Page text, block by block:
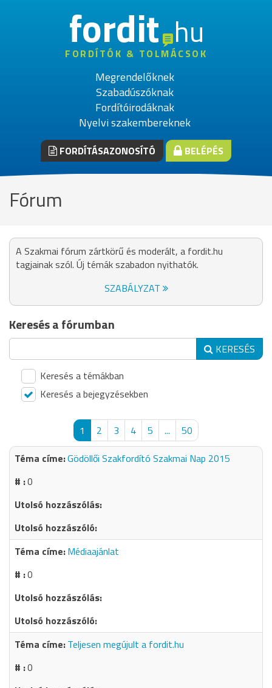
fordithu
FORDÍTÓK & TOLMÁCSOK
Megrendelőknek
Szabadúszóknak
Fordítóirodáknak
Nyelvi szakembereknek
FORDÍTÁSAZONOSÍTÓ BELÉPÉS
Fórum
A Szakmai fórum zártkörű és moderált, a fordit.hu
tagjainak szól. Új témák szabadon nyithatók.
SZABÁLYZAT
Keresés a fórumban
KERESÉS
Keresés a témákban
Keresés a bejegyzésekben
1 2 3 4 5 ...
50
Gödöllői Szakfordító Szakmai Nap 2015
0
Médiaajánlat
0
Teljesen megújult a fordit.hu
0